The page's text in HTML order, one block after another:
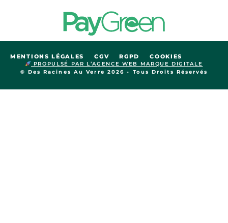
© Des Racines Au Verre 2026 - Tous Droits Réservés
PROPULSÉ PAR L’AGENCE WEB MARQUE DIGITALE
MENTIONS LÉGALES CGV RGPD COOKIES